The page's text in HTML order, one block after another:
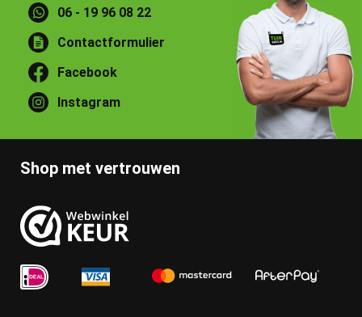
06 - 19 96 08 22
Contactformulier
Facebook
Instagram
Shop met vertrouwen